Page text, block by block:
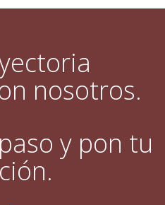
nosotros.
y pon tu